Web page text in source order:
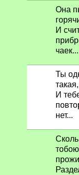
Она
И
чаек...
Ты
такая,
И
нет...